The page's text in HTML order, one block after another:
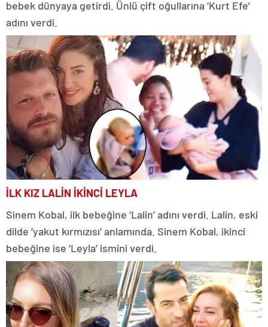
bebek dünyaya getirdi. Ünlü çift oğullarına ‘Kurt Efe’
adını verdi.
İLK KIZ LALİN İKİNCİ LEYLA
Sinem Kobal, ilk bebeğine ‘Lalin’ adını verdi. Lalin, eski
dilde ‘yakut kırmızısı’ anlamında. Sinem Kobal, ikinci
bebeğine ise ‘Leyla’ ismini verdi.